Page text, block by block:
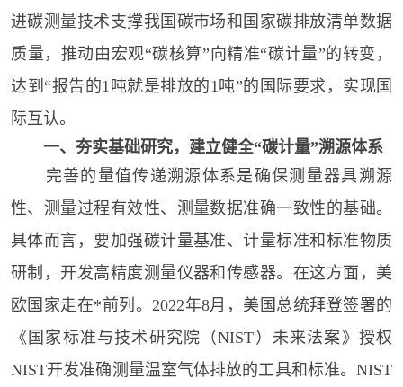
进碳测量技术支撑我国碳市场和国家碳排放清单数据
质量，推动由宏观“碳核算”向精准“碳计量”的转变，
达到“报告的1吨就是排放的1吨”的国际要求，实现国
际互认。
一、夯实基础研究，建立健全“碳计量”溯源体系
完善的量值传递溯源体系是确保测量器具溯源
性、测量过程有效性、测量数据准确一致性的基础。
具体而言，要加强碳计量基准、计量标准和标准物质
研制，开发高精度测量仪器和传感器。在这方面，美
欧国家走在*前列。2022年8月，美国总统拜登签署的
《国家标准与技术研究院（NIST）未来法案》授权
NIST开发准确测量温室气体排放的工具和标准。NIST